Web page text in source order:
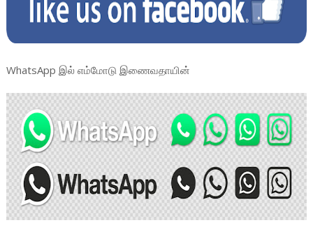
WhatsApp இல் எம்மோடு இணைவதாயின்